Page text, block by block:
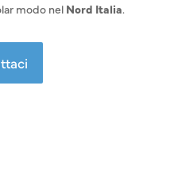
modo nel Nord Italia.